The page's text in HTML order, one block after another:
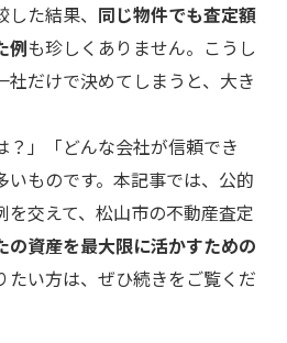
た結果、 同じ物件でも査定額
例も珍しくありません。こうし
社だけで決めてしまうと、大き
？」「どんな会社が信頼でき
いものです。本記事では、公的
交えて、松山市の不動産査定
の資産を最大限に活かすための
たい方は、ぜひ続きをご覧くだ